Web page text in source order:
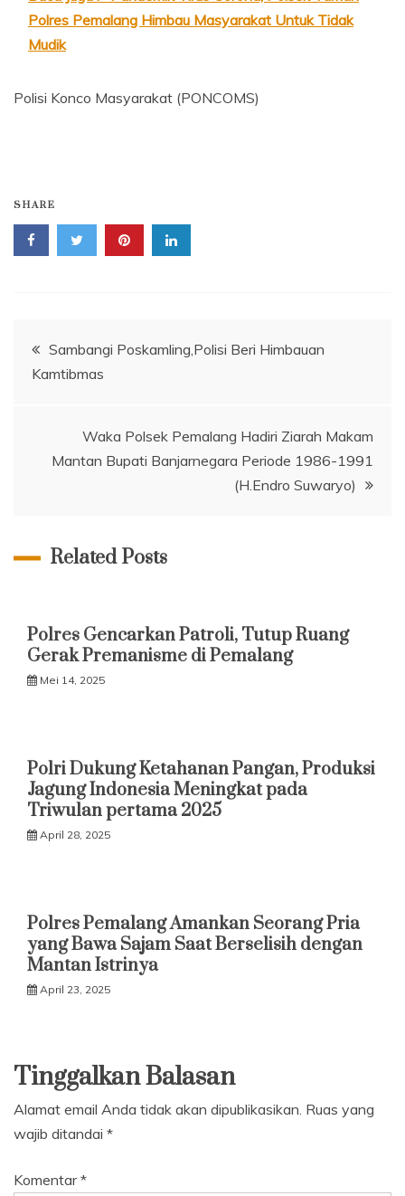
Polres Pemalang Himbau Masyarakat Untuk Tidak
Mudik
Polisi Konco Masyarakat (PONCOMS)
SHARE
Navigasi
pos
Sambangi Poskamling,Polisi Beri Himbauan
Kamtibmas
Waka Polsek Pemalang Hadiri Ziarah Makam
Mantan Bupati Banjarnegara Periode 1986-1991
(H.Endro Suwaryo)
Related Posts
Polres Gencarkan Patroli, Tutup Ruang
Gerak Premanisme di Pemalang
Mei 14, 2025
Polri Dukung Ketahanan Pangan, Produksi
Jagung Indonesia Meningkat pada
Triwulan pertama 2025
April 28, 2025
Polres Pemalang Amankan Seorang Pria
yang Bawa Sajam Saat Berselisih dengan
Mantan Istrinya
April 23, 2025
Tinggalkan Balasan
Alamat email Anda tidak akan dipublikasikan. Ruas yang
wajib ditandai *
Komentar*